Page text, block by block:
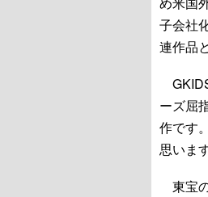
子会社
連作品
ーズ屈
作です
思いま
東宝